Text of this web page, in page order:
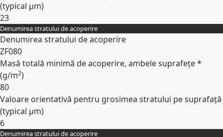
(typical µm)
23
Expand
Denumirea stratului de acoperire
Denumirea stratului de acoperire
ZF080
Masă totală minimă de acoperire, ambele suprafețe *
(g/m2)
80
Valoare orientativă pentru grosimea stratului pe suprafață
(typical µm)
6
Denumirea stratului de acoperire